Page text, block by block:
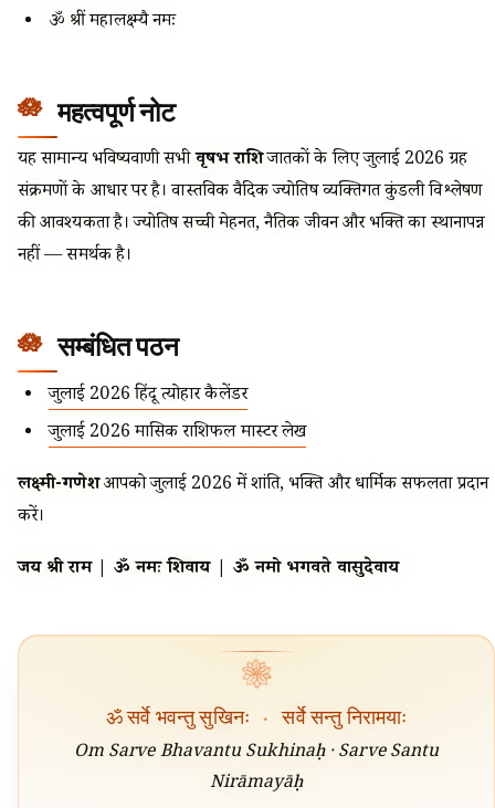
ॐ श्रीं महालक्ष्म्यै नमः
महत्वपूर्ण नोट
यह सामान्य भविष्यवाणी सभीवृषभ राशिजातकों के लिए जुलाई 2026 ग्रह
संक्रमणों के आधार पर है। वास्तविक वैदिक ज्योतिष व्यक्तिगत कुंडली विश्लेषण
की आवश्यकता है। ज्योतिष सच्ची मेहनत, नैतिक जीवन और भक्ति का स्थानापन्न
नहीं — समर्थक है।
सम्बंधित पठन
जुलाई 2026 हिंदू त्योहार कैलेंडर
जुलाई 2026 मासिक राशिफल मास्टर लेख
लक्ष्मी-गणेशआपको जुलाई 2026 में शांति, भक्ति और धार्मिक सफलता प्रदान
करें।
जय श्री राम | ॐ नमः शिवाय | ॐ नमो भगवते वासुदेवाय
❀
ॐ सर्वे भवन्तु सुखिनः · सर्वे सन्तु निरामयाः
Om Sarve Bhavantu Sukhinaḥ · Sarve Santu
Nirāmayāḥ